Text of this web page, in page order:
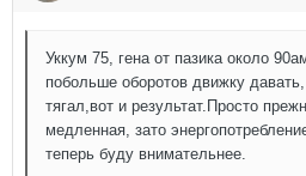
Уккум 75, гена от пазика около
побольше оборотов движку
тягал,вот и результат.Просто
медленная, зато
теперь буду внимательнее.